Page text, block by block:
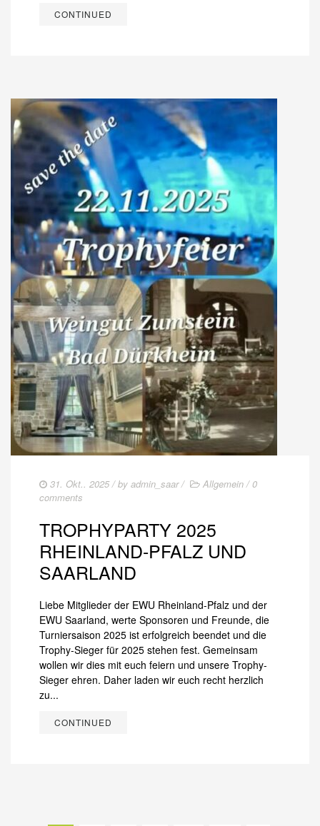
CONTINUED
31. Okt.. 2025/ by admin_saar/ Allgemein/0
comments
TROPHYPARTY 2025
RHEINLAND-PFALZ UND
SAARLAND
Liebe Mitglieder der EWU Rheinland-Pfalz und der
EWU Saarland, werte Sponsoren und Freunde, die
Turniersaison 2025 ist erfolgreich beendet und die
Trophy-Sieger für 2025 stehen fest. Gemeinsam
wollen wir dies mit euch feiern und unsere Trophy-
Sieger ehren. Daher laden wir euch recht herzlich
zu...
CONTINUED